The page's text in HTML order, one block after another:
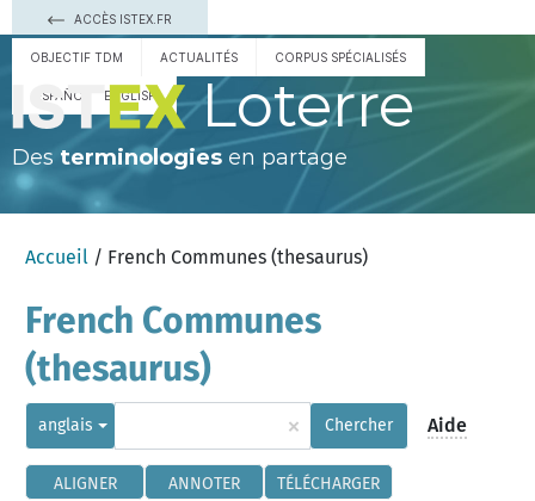
ACCÈS ISTEX.FR
OBJECTIF TDM ACTUALITÉS CORPUS SPÉCIALISÉS
ESPAÑOL ENGLISH Loterre
Des terminologies en partage
Accueil / French Communes (thesaurus)
French Communes
(thesaurus)
anglais × Chercher Aide
ALIGNER ANNOTER TÉLÉCHARGER